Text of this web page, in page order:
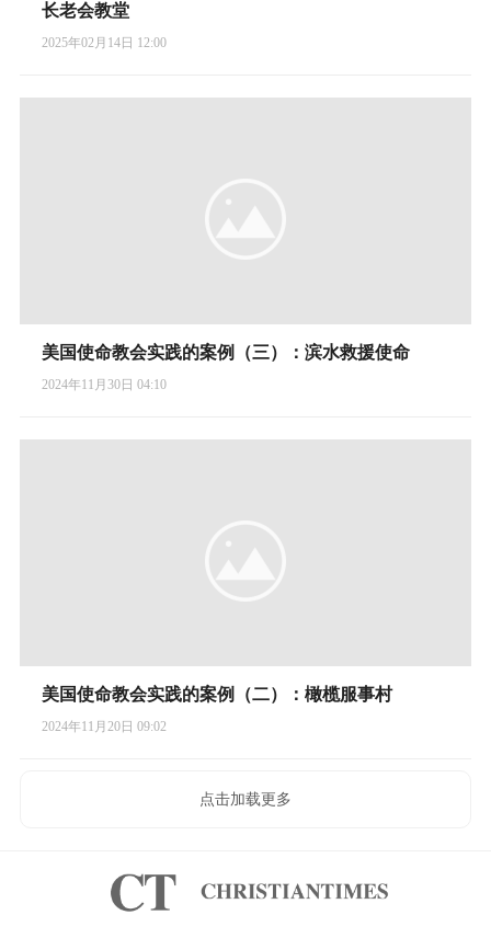
长老会教堂
2025年02月14日 12:00
美国使命教会实践的案例（三）：滨水救援使命
2024年11月30日 04:10
美国使命教会实践的案例（二）：​橄榄服事村
2024年11月20日 09:02
点击加载更多